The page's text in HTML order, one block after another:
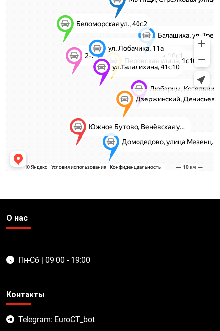
О нас
Пн-Сб | 09:00 - 19:00
Контакты
Telegram: EuroCT_bot